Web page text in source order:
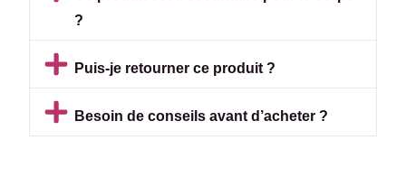
?
Puis-je retourner ce produit ?
Besoin de conseils avant d’acheter ?